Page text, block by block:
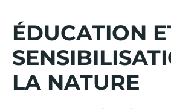
ÉDUCATION
LA NATURE